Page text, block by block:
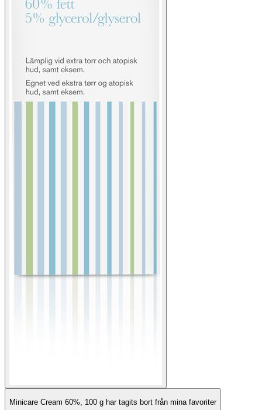
Minicare Cream 60%, 100 g har tagits bort från mina favoriter